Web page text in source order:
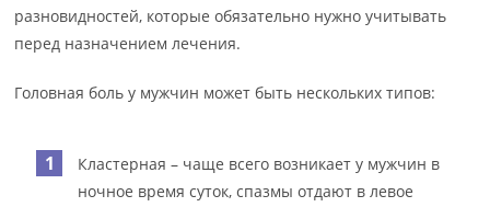
разновидностей, которые обязательно нужно учитывать
перед назначением лечения.
Головная боль у мужчин может быть нескольких типов:
Кластерная – чаще всего возникает у мужчин в
ночное время суток, спазмы отдают в левое